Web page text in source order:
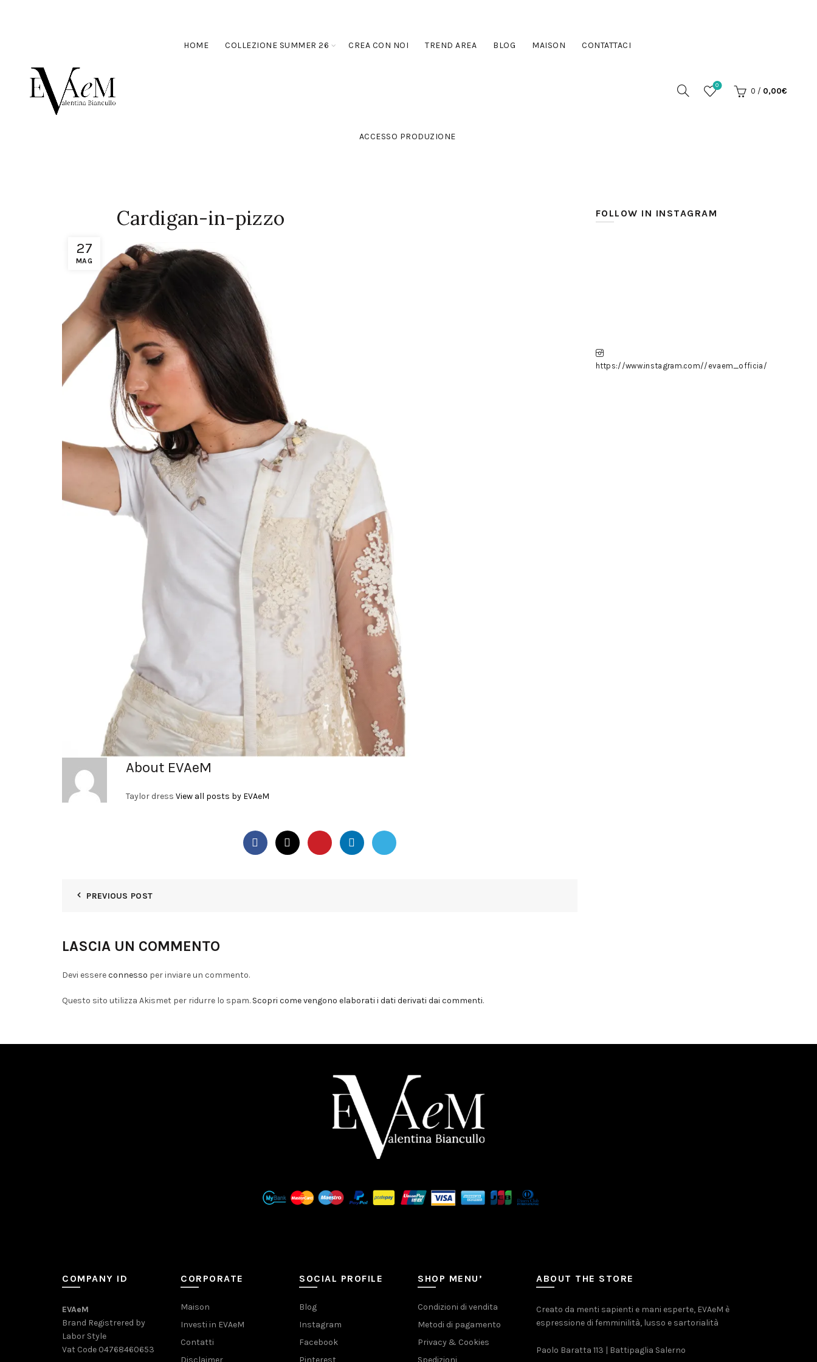
HOME COLLEZIONE SUMMER 26 CREA CON NOI TREND AREA BLOG MAISON CONTATTACI
ACCESSO PRODUZIONE
0
0 / 0,00€
27
MAG
Cardigan-in-pizzo
About EVAeM
Taylor dress View all posts by EVAeM
PREVIOUS POST
LASCIA UN COMMENTO
Devi essereconnesso per inviare un commento.
Questo sito utilizza Akismet per ridurre lo spam. Scopri come vengono elaborati i dati derivati dai commenti.
FOLLOW IN INSTAGRAM
https://www.instagram.com//evaem_officia/
COMPANY ID
EVAeM
Brand Registrered by
Labor Style
Vat Code 04768460653
CORPORATE
Maison
Investi in EVAeM
Contatti
Disclaimer
SOCIAL PROFILE
Blog
Instagram
Facebook
Pinterest
SHOP MENU’
Condizioni di vendita
Metodi di pagamento
Privacy & Cookies
Spedizioni
ABOUT THE STORE
Creato da menti sapienti e mani esperte, EVAeM è
espressione di femminilità, lusso e sartorialità
Paolo Baratta 113 | Battipaglia Salerno